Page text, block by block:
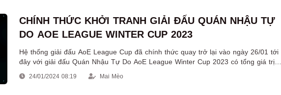
CHÍNH THỨC KHỞI TRANH GIẢI ĐẤU QUÁN NHẬU TỰ
DO AOE LEAGUE WINTER CUP 2023
Hệ thống giải đấu AoE League Cup đã chính thức quay trở lại vào ngày 26/01 tới
đây với giải đấu Quán Nhậu Tự Do AoE League Winter Cup 2023 có tổng giá trị
giải thưởng lên đến 500.000.000 đồng.
24/01/2024 08:19 Mai Mèo